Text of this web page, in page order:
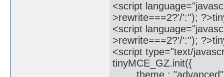
<script
>rewrite===2?'/':'');
<script
>rewrite===2?'/':'');
<script type="text/
tinyMCE_GZ.init({
theme :